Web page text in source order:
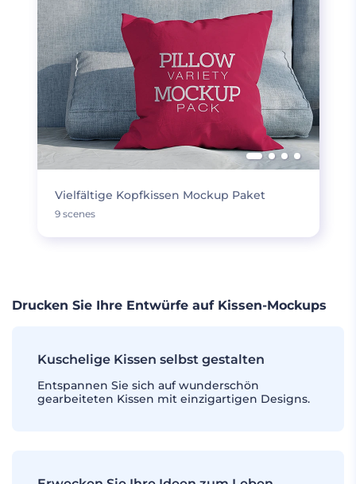
Vielfältige Kopfkissen Mockup Paket
9 scenes
Drucken Sie Ihre Entwürfe auf Kissen-Mockups
Kuschelige Kissen selbst gestalten
Entspannen Sie sich auf wunderschön
gearbeiteten Kissen mit einzigartigen Designs.